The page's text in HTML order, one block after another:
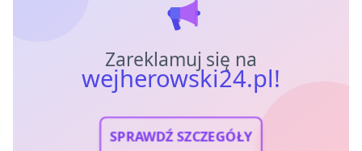
Zareklamuj się na
wejherowski24.pl!
SPRAWDŹ SZCZEGÓŁY